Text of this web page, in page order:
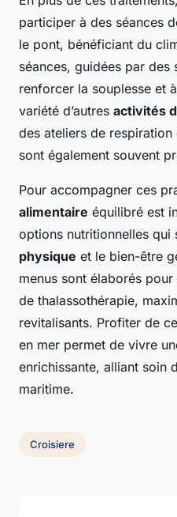
participer à des séances
le pont, bénéficiant du
séances, guidées par des
renforcer la souplesse et
variété d’autres activités
des ateliers de
sont également souvent
Pour accompagner ces
alimentaire équilibré est
options nutritionnelles qui
physique et le bien-être
menus sont élaborés
de thalassothérapie,
revitalisants. Profiter de
en mer permet de vivre
enrichissante, alliant soin
maritime.
Croisiere